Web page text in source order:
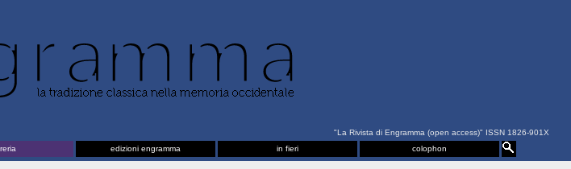
"La Rivista di Engramma (open access)" ISSN 1826-901X
edizioni engramma in fieri colophon